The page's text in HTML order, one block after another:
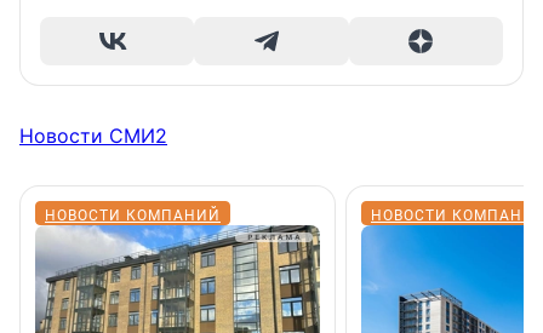
Новости СМИ2
НОВОСТИ КОМПАНИЙ НОВОСТИ